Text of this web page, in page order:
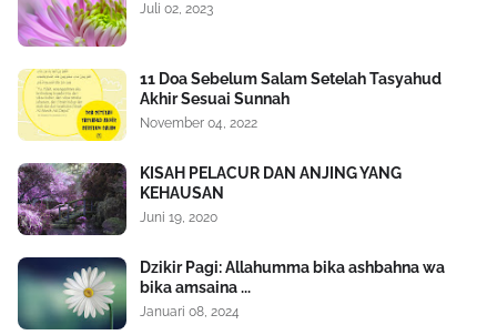
Juli 02, 2023
11 Doa Sebelum Salam Setelah Tasyahud
Akhir Sesuai Sunnah
November 04, 2022
KISAH PELACUR DAN ANJING YANG
KEHAUSAN
Juni 19, 2020
Dzikir Pagi: Allahumma bika ashbahna wa
bika amsaina ...
Januari 08, 2024